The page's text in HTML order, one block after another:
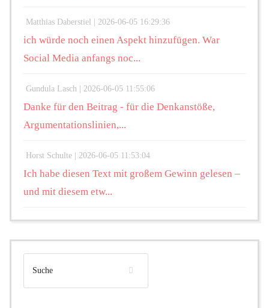
Matthias Daberstiel | 2026-06-05 16:29:36
ich würde noch einen Aspekt hinzufügen. War
Social Media anfangs noc...
Gundula Lasch | 2026-06-05 11:55:06
Danke für den Beitrag - für die Denkanstöße,
Argumentationslinien,...
Horst Schulte | 2026-06-05 11:53:04
Ich habe diesen Text mit großem Gewinn gelesen –
und mit diesem etw...